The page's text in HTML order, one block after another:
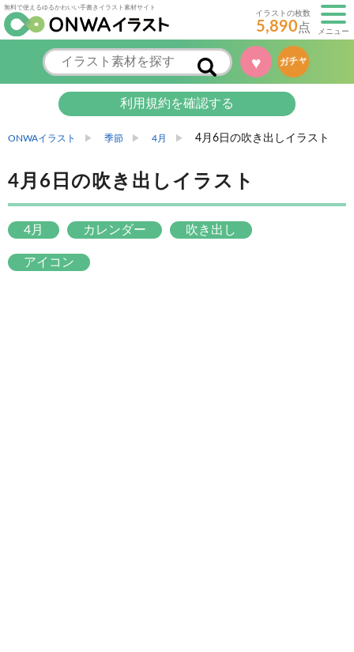
無料で使えるゆるかわいい手書きイラスト素材サイト
イラストの枚数
5,890点 メニュー
♥ ガチャ
利用規約を確認する
ONWAイラスト 季節 4月 4月6日の吹き出しイラスト
4月6日の吹き出しイラスト
4月 カレンダー 吹き出し
アイコン